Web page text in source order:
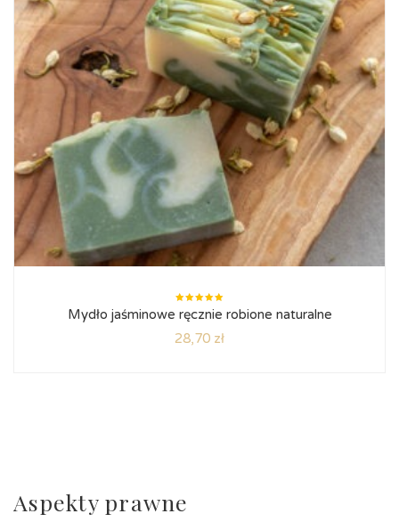
Oceniono
5.00na
Mydło jaśminowe ręcznie robione naturalne
28,70 zł
Aspekty prawne